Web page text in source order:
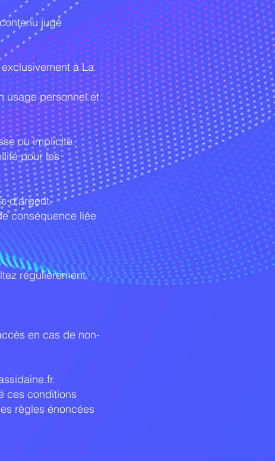
jugé
à La
usage personnel et
ou implicite.
pour les
d'argent.
conséquence liée
régulièrement
en cas de non-
.
ces conditions
règles énoncées